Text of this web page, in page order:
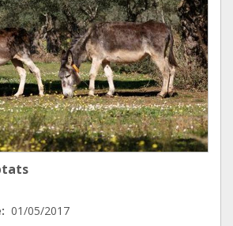
01/05/2017